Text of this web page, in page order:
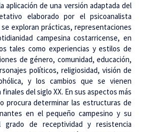
aplicación de una versión adaptada del
elaborado por el psicoanalista
se exploran prácticas, representaciones
campesina costarricense, en
tales como experiencias y estilos de
de género, comunidad, educación,
políticos, religiosidad, visión de
y los cambios que se vienen
del siglo XX. En sus aspectos más
procura determinar las estructuras de
en el pequeño campesino y su
de receptividad y resistencia